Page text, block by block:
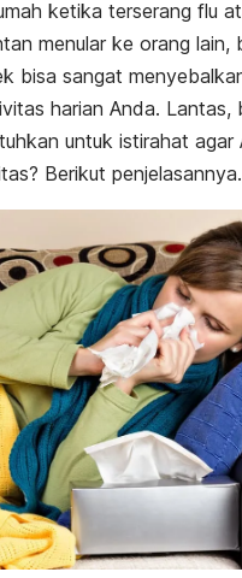
ketika terserang flu
menular ke orang lain,
bisa sangat
harian Anda. Lantas,
untuk istirahat agar
Berikut penjelasannya.